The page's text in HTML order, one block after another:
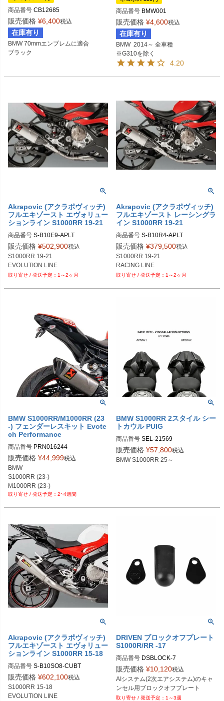
商品番号 CB12685
販売価格 ¥6,400税込
在庫有り
BMW 70mmエンブレムに適合
ブラック
商品番号 BMW001
販売価格 ¥4,600税込
在庫有り
BMW  2014～ 全車種
※G310を除く
4.20
Akrapovic (アクラポヴィッチ)
フルエキゾースト エヴォリュー
ションライン S1000RR 19-21
商品番号
販売価格 ¥502,900税込
S1000RR 19-21
EVOLUTION LINE
1～2ヶ月
Akrapovic (アクラポヴィッチ)
フルエキゾースト レーシングラ
イン S1000RR 19-21
商品番号
販売価格 ¥379,500税込
S1000RR 19-21
1～2ヶ月
BMW S1000RR/M1000RR (23
-) フェンダーレスキット Evote
ch Performance
商品番号 PRN016244
PRN016244-01
PRN016244-02
PRN016244-03
販売価格 ¥44,999税込
BMW
S1000RR (23-)
M1000RR (23-)
2~4週間
BMW S1000RR 2スタイル シー
トカウル PUIG
商品番号 SEL-21569
21569J：マットブラック
販売価格 ¥57,800税込
BMW S1000RR 25～
Akrapovic (アクラポヴィッチ)
フルエキゾースト エヴォリュー
ションライン S1000RR 15-18
商品番号 S-B10SO8-CUBT
販売価格 ¥602,100税込
S1000RR 15-18
EVOLUTION LINE
DRIVEN ブロックオフプレート
S1000R/RR -17
商品番号 DSBLOCK-7
B型番：576779
D型番：0930-0085
販売価格 ¥10,120税込
AIシステム(2次エアシステム)のキャ
ンセル用ブロックオフプレート
1～3週